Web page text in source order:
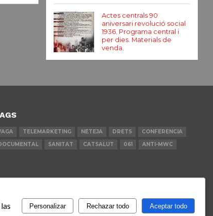
Actes centrals 90
aniversari revolució social
1936. Programa central i
per dies. Materials de
venda.
TELEMARKETING NETEJA DRETS
CONFERENCIA
SANITAT CATSALUT 061 ANTI-MWC
Personalizar Rechazar todo Aceptar todo